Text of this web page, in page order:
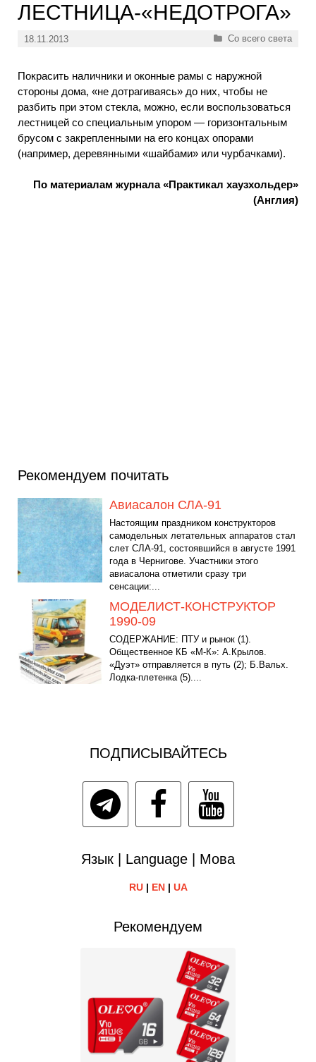
ЛЕСТНИЦА-«НЕДОТРОГА»
18.11.2013 Рубрики
Со всего света
Покрасить наличники и оконные рамы с наружной
стороны дома, «не дотрагиваясь» до них, чтобы не
разбить при этом стекла, можно, если воспользоваться
лестницей со специальным упором — горизонтальным
брусом с закрепленными на его концах опорами
(например, деревянными «шайбами» или чурбачками).
По материалам журнала «Практикал хаузхольдер»
(Англия)
Рекомендуем почитать
Авиасалон СЛА-91
Настоящим праздником конструкторов
самодельных летательных аппаратов стал
слет СЛА-91, состоявшийся в августе 1991
года в Чернигове. Участники этого
авиасалона отметили сразу три
сенсации:...
МОДЕЛИСТ-КОНСТРУКТОР
1990-09
СОДЕРЖАНИЕ: ПТУ и рынок (1).
Общественное КБ «М-К»: А.Крылов.
«Дуэт» отправляется в путь (2); Б.Вальх.
Лодка-плетенка (5)....
ПОДПИСЫВАЙТЕСЬ
Язык | Language | Мова
RU| EN| UA
Рекомендуем